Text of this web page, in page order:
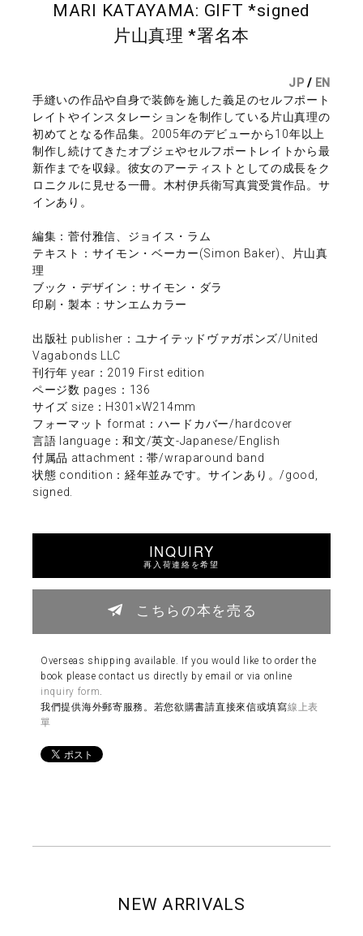
MARI KATAYAMA: GIFT *signed
片山真理 *署名本
JP / EN
手縫いの作品や自身で装飾を施した義足のセルフポート
レイトやインスタレーションを制作している片山真理の
初めてとなる作品集。2005年のデビューから10年以上
制作し続けてきたオブジェやセルフポートレイトから最
新作までを収録。彼女のアーティストとしての成長をク
ロニクルに見せる一冊。木村伊兵衛写真賞受賞作品。サ
インあり。
編集：菅付雅信、ジョイス・ラム
テキスト：サイモン・ベーカー(Simon Baker)、片山真
理
ブック・デザイン：サイモン・ダラ
印刷・製本：サンエムカラー
出版社 publisher：ユナイテッドヴァガボンズ/United
Vagabonds LLC
刊行年 year：2019 First edition
ページ数 pages：136
サイズ size：H301×W214mm
フォーマット format：ハードカバー/hardcover
言語 language：和文/英文-Japanese/English
付属品 attachment：帯/wraparound band
状態 condition：経年並みです。サインあり。/good,
signed.
INQUIRY
再入荷連絡を希望
こちらの本を売る
Overseas shipping available. If you would like to order the
book please contact us directly by email or via online
inquiry form
我們提供海外郵寄服務。若您欲購書請直接來信或填寫線上表
單
NEW ARRIVALS